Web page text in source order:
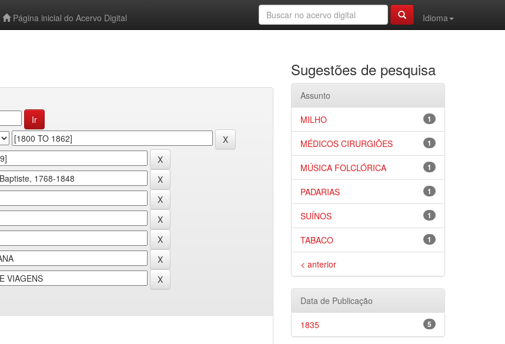
Página inicial do Acervo Digital
Idioma
Sugestões de pesquisa
Assunto
1
MILHO
1
MÉDICOS CIRURGIÕES
1
MÚSICA FOLCLÓRICA
1
PADARIAS
1
SUÍNOS
1
TABACO
< anterior
Data de Publicação
5
1835